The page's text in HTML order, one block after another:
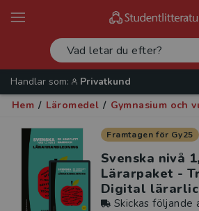
Handlar som:
Privatkund
Hem / Läromedel / Gymnasium och
Framtagen för Gy25
Svenska nivå
Lärarpaket -
Digital
Skickas följande